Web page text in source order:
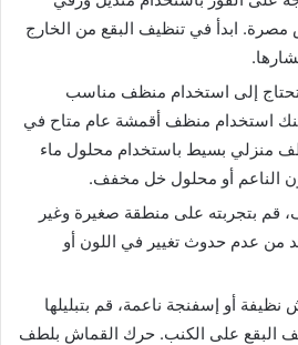
ابدأ في تنظيف البقع من الخارج
تحتاج إلى استخدام منظف مناسب
استخدام منظف أقمشة عام متاح في
منزلي بسيط باستخدام محلول ماء
الناعم أو محلول خل مخفف.
قم بتجربته على منطقة صغيرة وغير
من عدم حدوث تغيير في اللون أو
أو إسفنجة ناعمة، قم بتبليلها
البقع على الكنب. حرك القماش بلطف